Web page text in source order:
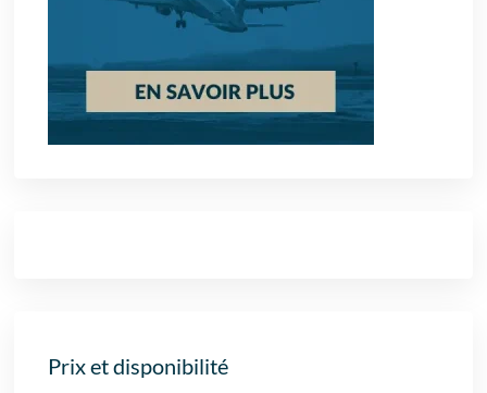
Prix et disponibilité